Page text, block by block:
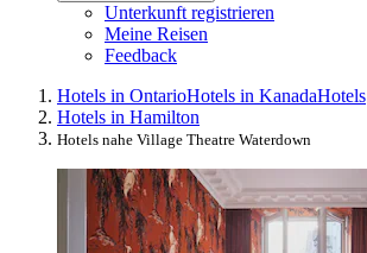
Unterkunft registrieren
Meine Reisen
Feedback
Hotels in OntarioHotels in KanadaHotels
Hotels in Hamilton
Hotels nahe Village Theatre Waterdown